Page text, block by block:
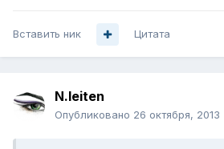
Вставить ник Цитата
N.leiten
Опубликовано 26 октября, 2013